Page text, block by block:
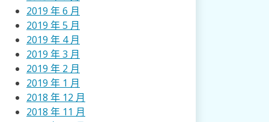
2019 年 6 月
2019 年 5 月
2019 年 4 月
2019 年 3 月
2019 年 2 月
2019 年 1 月
2018 年 12 月
2018 年 11 月